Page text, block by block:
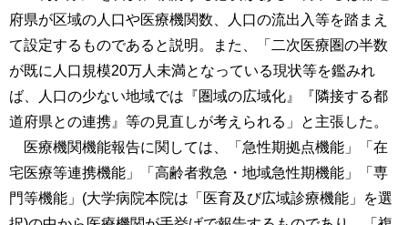
府県が区域の人口や医療機関数、人口の流出入等を踏まえ
て設定するものであると説明。また、「二次医療圏の半数
が既に人口規模20万人未満となっている現状等を鑑みれ
ば、人口の少ない地域では『圏域の広域化』『隣接する都
道府県との連携』等の見直しが考えられる」と主張した。
医療機関機能報告に関しては、「急性期拠点機能」「在
宅医療等連携機能」「高齢者救急・地域急性期機能」「専
門等機能」(大学病院本院は「医育及び広域診療機能」を選